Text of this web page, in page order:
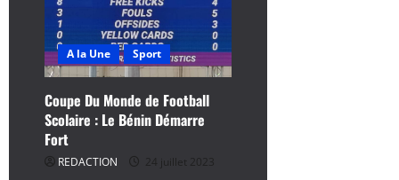
A la Une Sport
Coupe Du Monde de Football
Scolaire : Le Bénin Démarre
Fort
REDACTION 24 juillet 2023